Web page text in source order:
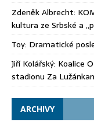
Zdeněk Albrecht:
kultura ze Srbské a
Toy: Dramatické
Jiří Kolářský: Koalice
stadionu Za
ARCHIVY